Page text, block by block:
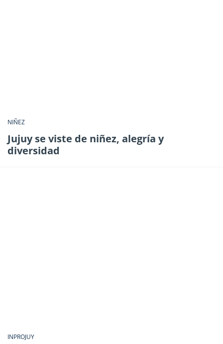
NIÑEZ
Jujuy se viste de niñez, alegría y
diversidad
INPROJUY